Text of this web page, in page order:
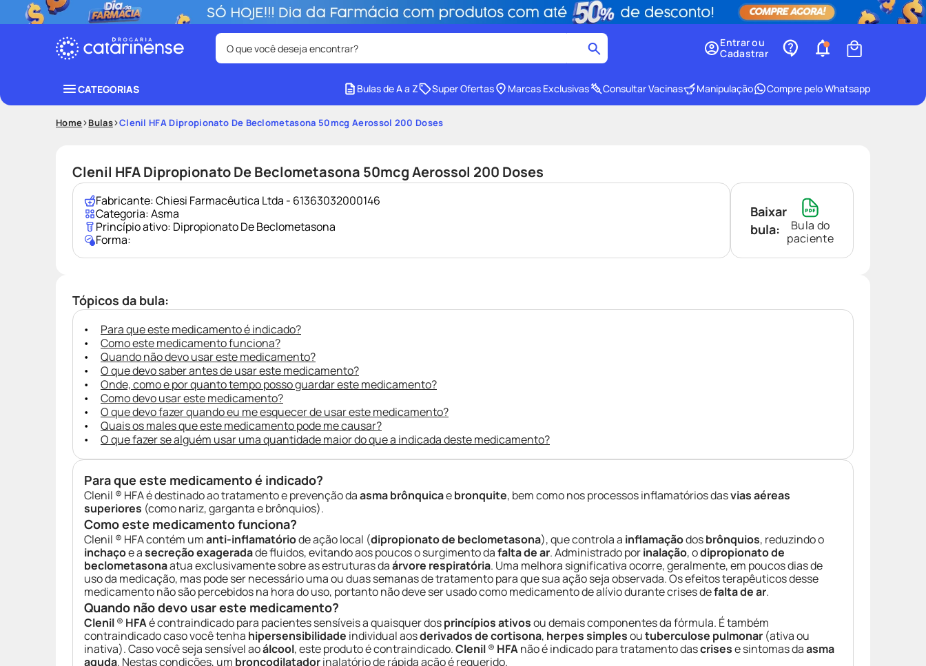
O que você deseja encontrar?
3 º fralda 4º protetor solar facial
7º mounjaro 8º ozivy
Entrar ou
Cadastrar
CATEGORIAS Bulas de A a Z Super Ofertas Marcas Exclusivas Consultar Vacinas Manipulação Compre pelo Whatsapp
Home Bulas Clenil HFA Dipropionato De Beclometasona 50mcg Aerossol 200 Doses
Clenil HFA Dipropionato De Beclometasona 50mcg Aerossol 200 Doses
Fabricante:Chiesi Farmacêutica Ltda - 61363032000146
Categoria:Asma
Princípio ativo: Dipropionato De Beclometasona
Forma:
Baixar
bula:
Bula do
paciente
Tópicos da bula:
Para que este medicamento é indicado?
Como este medicamento funciona?
Quando não devo usar este medicamento?
O que devo saber antes de usar este medicamento?
Onde, como e por quanto tempo posso guardar este medicamento?
Como devo usar este medicamento?
O que devo fazer quando eu me esquecer de usar este medicamento?
Quais os males que este medicamento pode me causar?
O que fazer se alguém usar uma quantidade maior do que a indicada deste medicamento?
Para que este medicamento é indicado?
Clenil ® HFA é destinado ao tratamento e prevenção daasma brônquicaebronquite, bem como nos processos inflamatórios dasvias aéreas
superiores (como nariz, garganta e brônquios).
Como este medicamento funciona?
Clenil ® HFA contém umanti-inflamatóriode ação local (dipropionato de beclometasona), que controla a inflamaçãodosbrônquios, reduzindo o
inchaçoe asecreção exageradade fluidos, evitando aos poucos o surgimento dafalta de ar. Administrado porinalação, odipropionato de
beclometasonaatua exclusivamente sobre as estruturas daárvore respiratória. Uma melhora significativa ocorre, geralmente, em poucos dias de
uso da medicação, mas pode ser necessário uma ou duas semanas de tratamento para que sua ação seja observada. Os efeitos terapêuticos desse
medicamento não são percebidos na hora do uso, portanto não deve ser usado como medicamento de alívio durante crises defalta de ar.
Quando não devo usar este medicamento?
Clenil® HFAé contraindicado para pacientes sensíveis a quaisquer dosprincípios ativosou demais componentes da fórmula. É também
contraindicado caso você tenha hipersensibilidade individual aosderivados de cortisona, herpes simplesoutuberculose pulmonar (ativa ou
inativa). Caso você seja sensível aoálcool, este produto é contraindicado.Clenil® HFAnão é indicado para tratamento dascrisese sintomas daasma
aguda. Nestas condições, um broncodilatadorinalatório de rápida ação é requerido.